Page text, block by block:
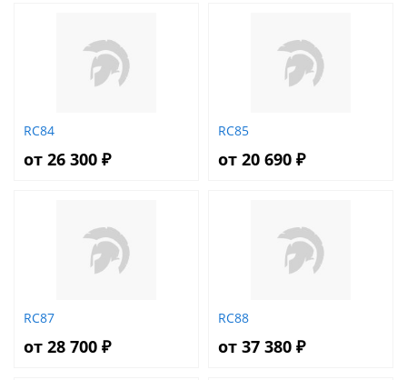
RC84
от 26 300 ₽
RC85
от 20 690 ₽
RC87
от 28 700 ₽
RC88
от 37 380 ₽